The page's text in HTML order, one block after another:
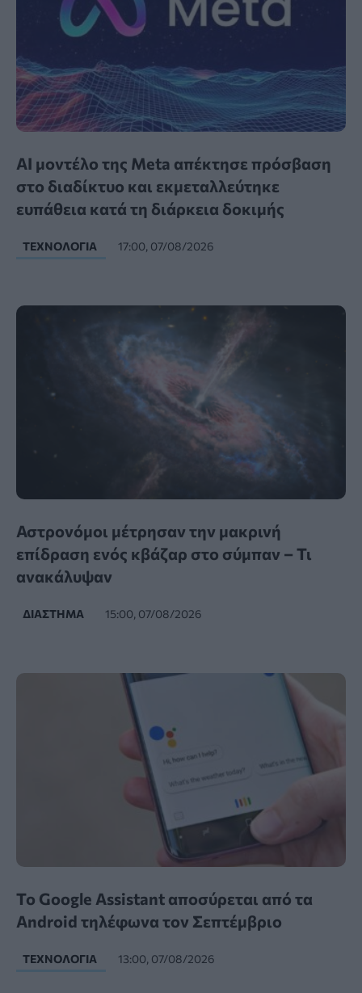
AI μοντέλο της Meta απέκτησε πρόσβαση
στο διαδίκτυο και εκμεταλλεύτηκε
ευπάθεια κατά τη διάρκεια δοκιμής
ΤΕΧΝΟΛΟΓΊΑ 17:00, 07/08/2026
Αστρονόμοι μέτρησαν την μακρινή
επίδραση ενός κβάζαρ στο σύμπαν – Τι
ανακάλυψαν
ΔΙΆΣΤΗΜΑ 15:00, 07/08/2026
Το Google Assistant αποσύρεται από τα
Android τηλέφωνα τον Σεπτέμβριο
ΤΕΧΝΟΛΟΓΊΑ 13:00, 07/08/2026